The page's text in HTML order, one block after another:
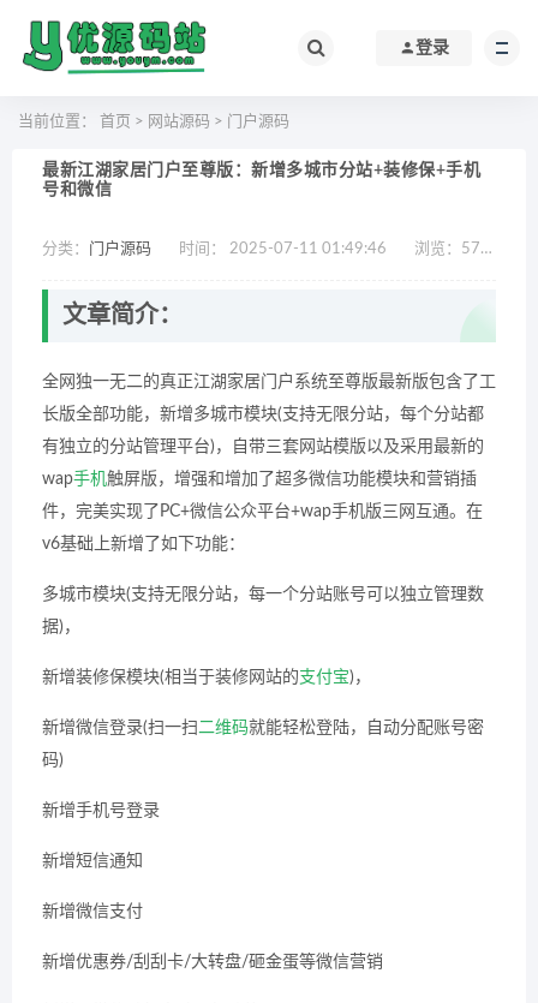
登录
当前位置： 首页 > 网站源码 > 门户源码
最新江湖家居门户至尊版：新增多城市分站+装修保+手机
号和微信
分类： 门户源码 时间： 2025-07-11 01:49:46 浏览： 577
文章简介：
全网独一无二的真正江湖家居门户系统至尊版最新版包含了工
长版全部功能，新增多城市模块(支持无限分站，每个分站都
有独立的分站管理平台)，自带三套网站模版以及采用最新的
wap手机触屏版，增强和增加了超多微信功能模块和营销插
件，完美实现了PC+微信公众平台+wap手机版三网互通。在
v6基础上新增了如下功能：
多城市模块(支持无限分站，每一个分站账号可以独立管理数
据)，
新增装修保模块(相当于装修网站的支付宝)，
新增微信登录(扫一扫二维码就能轻松登陆，自动分配账号密
码)
新增手机号登录
新增短信通知
新增微信支付
新增优惠券/刮刮卡/大转盘/砸金蛋等微信营销